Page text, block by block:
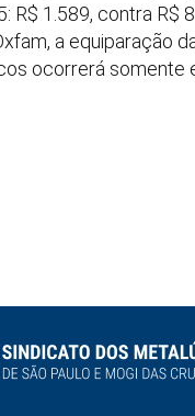
R$ 1.589, contra R$
a equiparação
ocorrerá somente